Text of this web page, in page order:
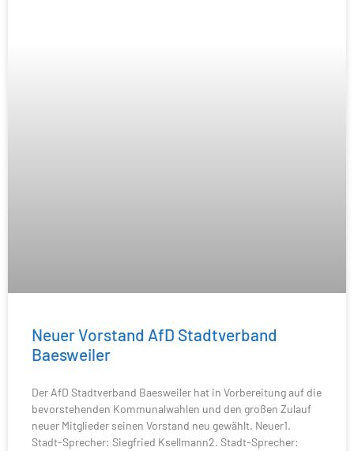
Neuer Vorstand AfD Stadtverband
Baesweiler
Der AfD Stadtverband Baesweiler hat in Vorbereitung auf die
bevorstehenden Kommunalwahlen und den großen Zulauf
neuer Mitglieder seinen Vorstand neu gewählt. Neuer1.
Stadt-Sprecher: Siegfried Ksellmann2. Stadt-Sprecher: